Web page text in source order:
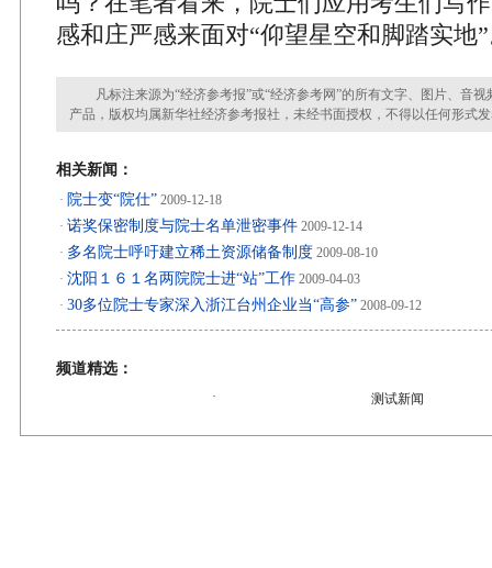
感和庄严感来面对“仰望星空和脚踏实地
凡标注来源为“经济参考报”或“经济参考网”的所有文字、图片、音视
产品，版权均属新华社经济参考报社，未经书面授权，不得以任何形式
相关新闻：
· 院士变“院仕” 2009-12-18
· 诺奖保密制度与院士名单泄密事件 2009-12-14
· 多名院士呼吁建立稀土资源储备制度 2009-08-10
· 沈阳１６１名两院院士进“站”工作 2009-04-03
· 30多位院士专家深入浙江台州企业当“高参” 2008-09-12
频道精选：
· 测试新闻